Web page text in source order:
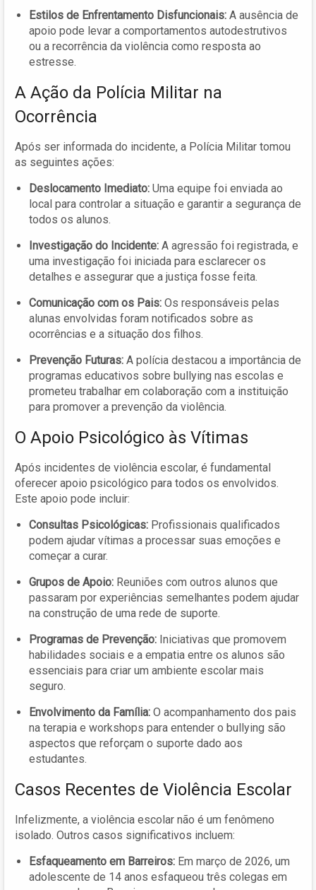
Estilos de Enfrentamento Disfuncionais: A ausência de
apoio pode levar a comportamentos autodestrutivos
ou a recorrência da violência como resposta ao
estresse.
A Ação da Polícia Militar na
Ocorrência
Após ser informada do incidente, a Polícia Militar tomou
as seguintes ações:
Deslocamento Imediato: Uma equipe foi enviada ao
local para controlar a situação e garantir a segurança de
todos os alunos.
Investigação do Incidente: A agressão foi registrada, e
uma investigação foi iniciada para esclarecer os
detalhes e assegurar que a justiça fosse feita.
Comunicação com os Pais: Os responsáveis pelas
alunas envolvidas foram notificados sobre as
ocorrências e a situação dos filhos.
Prevenção Futuras: A polícia destacou a importância de
programas educativos sobre bullying nas escolas e
prometeu trabalhar em colaboração com a instituição
para promover a prevenção da violência.
O Apoio Psicológico às Vítimas
Após incidentes de violência escolar, é fundamental
oferecer apoio psicológico para todos os envolvidos.
Este apoio pode incluir:
Consultas Psicológicas: Profissionais qualificados
podem ajudar vítimas a processar suas emoções e
começar a curar.
Grupos de Apoio: Reuniões com outros alunos que
passaram por experiências semelhantes podem ajudar
na construção de uma rede de suporte.
Programas de Prevenção: Iniciativas que promovem
habilidades sociais e a empatia entre os alunos são
essenciais para criar um ambiente escolar mais
seguro.
Envolvimento da Família: O acompanhamento dos pais
na terapia e workshops para entender o bullying são
aspectos que reforçam o suporte dado aos
estudantes.
Casos Recentes de Violência Escolar
Infelizmente, a violência escolar não é um fenômeno
isolado. Outros casos significativos incluem:
Esfaqueamento em Barreiros: Em março de 2026, um
adolescente de 14 anos esfaqueou três colegas em